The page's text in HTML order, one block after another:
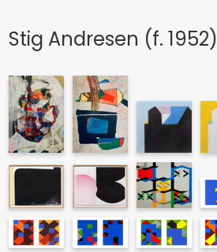
Stig Andresen (f. 1952)